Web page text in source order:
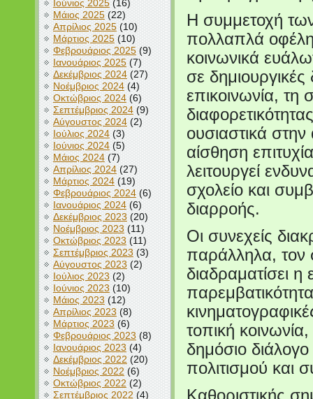
Ιούνιος 2025(16)
Μάιος 2025(22)
Απρίλιος 2025(10)
Μάρτιος 2025(10)
Φεβρουάριος 2025(9)
Ιανουάριος 2025(7)
Δεκέμβριος 2024(27)
Νοέμβριος 2024(4)
Οκτώβριος 2024(6)
Σεπτέμβριος 2024(9)
Αύγουστος 2024(2)
Ιούλιος 2024(3)
Ιούνιος 2024(5)
Μάιος 2024(7)
Απρίλιος 2024(27)
Μάρτιος 2024(19)
Φεβρουάριος 2024(6)
Ιανουάριος 2024(6)
Δεκέμβριος 2023 (20)
Νοέμβριος 2023 (11)
Οκτώβριος 2023(11)
Σεπτέμβριος 2023 (3)
Αύγουστος 2023 (2)
Ιούλιος 2023(2)
Ιούνιος 2023(10)
Μάιος 2023 (12)
Απρίλιος 2023 (8)
Μάρτιος 2023 (6)
Φεβρουάριος 2023(8)
Ιανουάριος 2023 (4)
Δεκέμβριος 2022 (20)
Νοέμβριος 2022 (6)
Οκτώβριος 2022 (2)
Σεπτέμβριος 2022 (4)
Η συμμετοχή
πολλαπλά
κοινωνικά
σε δημιουργικές
επικοινωνία, τη
ουσιαστικά
αίσθηση
λειτουργεί
σχολείο και
διαρροής.
Οι συνεχείς
παράλληλα, τον
διαδραματίσει
τοπική
δημόσιο
πολιτισμού και